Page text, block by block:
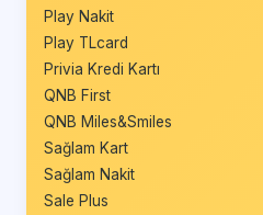
Play Nakit
Play TLcard
Privia Kredi Kartı
QNB First
QNB Miles&Smiles
Sağlam Kart
Sağlam Nakit
Sale Plus